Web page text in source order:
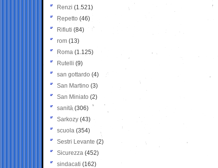
Renzi (1.521)
Repetto (46)
Rifiuti (84)
rom (13)
Roma (1.125)
Rutelli (9)
san gottardo (4)
San Martino (3)
San Miniato (2)
sanità (306)
Sarkozy (43)
scuola (354)
Sestri Levante (2)
Sicurezza (452)
sindacati (162)